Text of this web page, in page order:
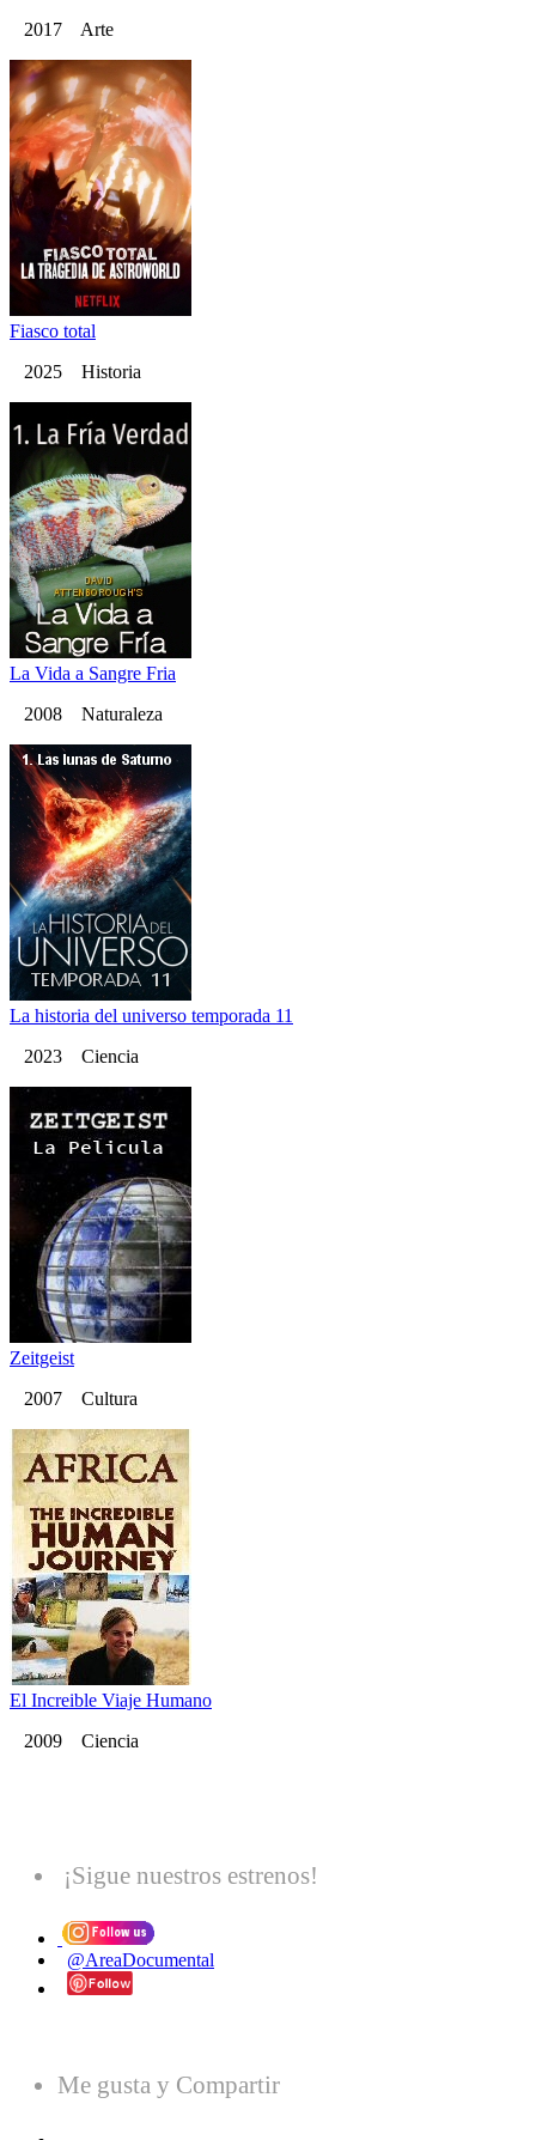
2017 Arte
Fiasco total
2025 Historia
La Vida a Sangre Fria
2008 Naturaleza
La historia del universo temporada 11
2023 Ciencia
Zeitgeist
2007 Cultura
El Increible Viaje Humano
2009 Ciencia
¡Sigue nuestros estrenos!
@AreaDocumental
Me gusta y Compartir